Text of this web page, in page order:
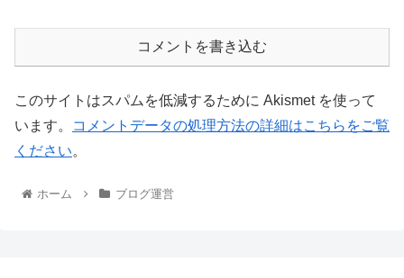
コメントを書き込む
このサイトはスパムを低減するために Akismet を使って
います。
コメントデータの処理方法の詳細はこちらをご覧
ください。
ホーム ブログ運営